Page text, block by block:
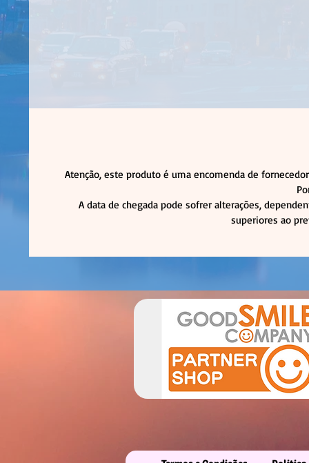
Atenção, este produto é uma encomenda de
A data de chegada pode sofrer alterações,
superiores ao